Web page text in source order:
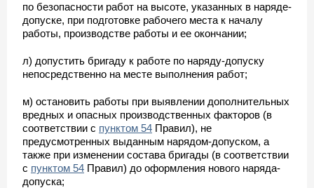
по безопасности работ на высоте, указанных в наряде-
допуске, при подготовке рабочего места к началу
работы, производстве работы и ее окончании;
л) допустить бригаду к работе по наряду-допуску
непосредственно на месте выполнения работ;
м) остановить работы при выявлении дополнительных
вредных и опасных производственных факторов (в
соответствии с пунктом 54 Правил), не
предусмотренных выданным нарядом-допуском, а
также при изменении состава бригады (в соответствии
с пунктом 54 Правил) до оформления нового наряда-
допуска;